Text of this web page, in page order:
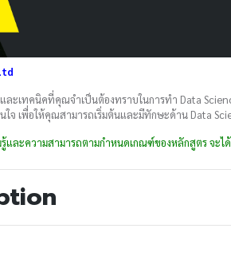
ละเทคนิคที่คุณจำเป็นต้องทราบในการทำ Data
จ เพื่อให้คุณสามารถเริ่มต้นและมีทักษะด้าน Data
และความสามารถตามกำหนดเกณฑ์ของหลักสูตร จะ